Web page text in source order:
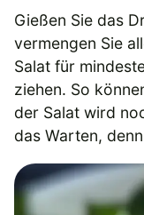
Gießen Sie das
vermengen Sie
Salat für
ziehen. So
der Salat wird
das Warten,